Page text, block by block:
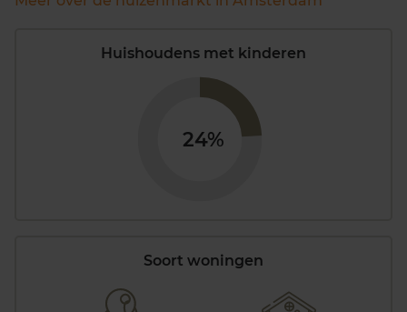
Huishoudens met kinderen
24%
Soort woningen